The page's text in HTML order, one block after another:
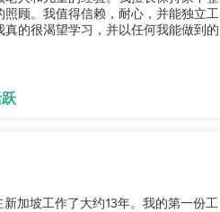
顾。我值得信赖，耐心，并能独立工
的很渴望学习，并以任何我能做到的
加坡工作了大约13年。我的第一份工